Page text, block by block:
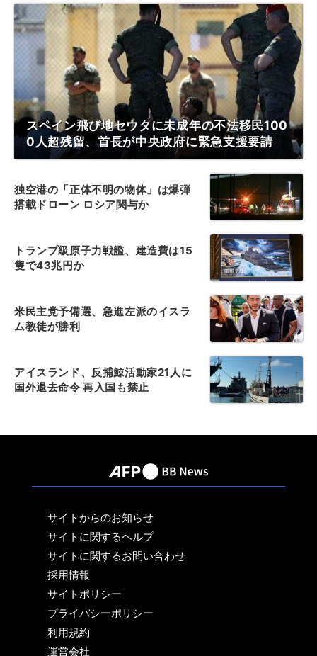
スペイン飛び地セウタに未成年の不法移民100
0人超残留、首長が中央政府に緊急支援要請
独空港の「正体不明の物体」は爆弾
搭載ドローン ロシア関与か
トランプ級原子力戦艦、建造費は15
隻で43兆円か
米民主党予備選、急進左派のイスラ
ム教徒が勝利
アイスランド、反捕鯨活動家21人に
国外退去命令 再入国も禁止
サイトからのお知らせ
サイトに関するヘルプ
サイトに関するお問い合わせ
採用情報
サイトポリシー
プライバシーポリシー
利用規約
運営会社